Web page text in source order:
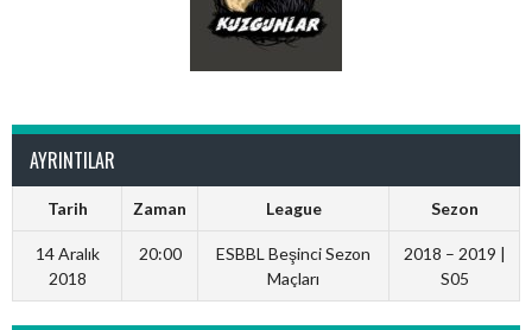
AYRINTILAR
Tarih Zaman League Sezon
14 Aralık
2018
20:00
ESBBL Beşinci Sezon
Maçları
2018 – 2019 |
S05